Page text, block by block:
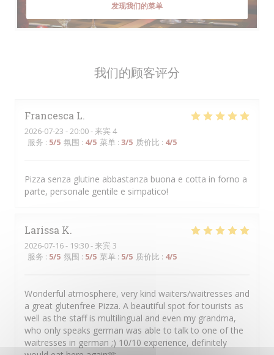
我们的顾客评分
Francesca L
2026-07-23 - 20:00 - 来宾 4
服务 : 5/5 氛围 : 4/5 菜单 : 3/5 质价比 : 4/5
Pizza senza glutine abbastanza buona e cotta in forno a
parte, personale gentile e simpatico!
Larissa K
2026-07-16- 19:30 - 来宾 3
服务 : 5/5 氛围 : 5/5 菜单 : 5/5 质价比 : 4/5
Wonderful atmosphere, very kind waiters/waitresses and
a great glutenfree Pizza. A beautiful spot for tourists as
well as the staff is multilingual and even my grandma,
who only speaks german was able to talk to one of the
waitresses in german ;) 10/10 experience, definitely
发现我们的菜单